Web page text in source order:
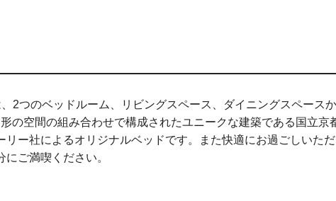
2つのベッドルーム、リビングスペース、ダイニングスペース
の空間の組み合わせで構成されたユニークな建築である国立
ー社によるオリジナルベッドです。また快適にお過ごしいた
ご満喫ください。